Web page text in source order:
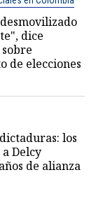
dice
de elecciones
los
Delcy
de alianza